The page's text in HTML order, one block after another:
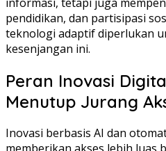
pendidikan, dan partisipasi
teknologi adaptif diperlukan
kesenjangan ini.
Peran Inovasi
Menutup Jurang
Inovasi berbasis AI dan